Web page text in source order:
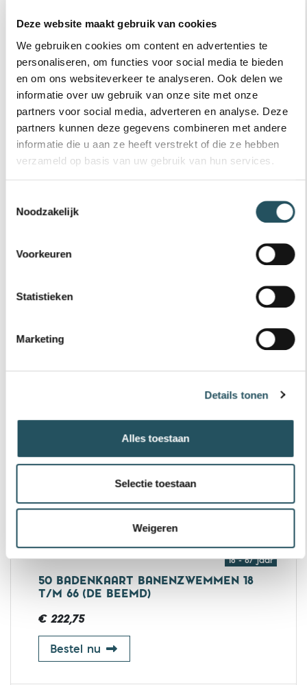
Deze website maakt gebruik van cookies
We gebruiken cookies om content en advertenties te
personaliseren, om functies voor social media te bieden
en om ons websiteverkeer te analyseren. Ook delen we
informatie over uw gebruik van onze site met onze
partners voor social media, adverteren en analyse. Deze
partners kunnen deze gegevens combineren met andere
informatie die u aan ze heeft verstrekt of die ze hebben
verzameld op basis van uw gebruik van hun services.
Noodzakelijk
Voorkeuren
Statistieken
Marketing
Details tonen
Alles toestaan
Selectie toestaan
Weigeren
(DE BEEMD)
€ 51,25
Bestel nu 12 badenkaart banenzwemmen 67+
18 - 67 jaar
25 BADENKAART BANENZWEMMEN 18
T/M 66 (DE BEEMD)
Bestel nu 25 badenkaart banenzwemmen 18
25 BADENKAART BANENZWEMMEN 67+
(DE BEEMD)
25 BADENKAART VRIJZWEMMEN 67+
Bestel nu25 badenkaart vrijzwemmen 67+
18 - 67 jaar
50 BADENKAART BANENZWEMMEN 18
T/M 66 (DE BEEMD)
€ 222,75
Bestel nu 50 badenkaart banenzwemmen 18